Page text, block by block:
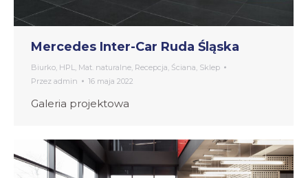
Mercedes Inter-Car Ruda Śląska
Biurko, HPL, Mat. naturalne, Recepcja, Ściana, Sklep
Przez admin 16 maja 2022
Galeria projektowa